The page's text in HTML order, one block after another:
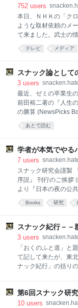
自身、玉袋筋太郎な
もない芸名を持つ男
て、いきなり噴き出
のラジオ番組に出演
フルネームを口にし
から言われて、「あ
たが、たけし師匠
752 users
本日、ＮＨＫの「ク
ような取材依頼のメ
て来ました。武士の
以下、転載。 首都大
という番組ディレク
だ企画の段階ですが
取材を進めています
実業家やクリエイタ
て、お酒やおつまみ
いう動きがチラホラ
をするケースは、あ
はあり得ない、客と
を見いだす人も現れ
テレビ メディア
スナック論として
3 users
最近、ゼミの卒業生
前田裕二著の『人生
の勝算 (NewsPicks
カー: 幻冬舎 発売日:
商品を含むブログを
後、ディー・エヌ・
いう先端的なＩＴサ
カリスマ的起業家で
富んだ半生記の体裁
kindleで2時間も掛か
る本だった。 私が普
人文社会科学系の研
ことは、まず
あとで読む
学者が本気でやる
7 users
スナック研究会謹製
序説』 刊行のご挨拶
より『日本の夜の公
ました。はじめは編
コツコツと始めたこ
スナック研究会とい
て一冊の書物にまで
とです。実際に本を
コまで来たなと思い
さんの机の上です。
カバー） この商品を
式サイト（詳細目次
Books 研究
スナック紀行－－
3 users
「おくのふと道」と
て記して来たが、東
ナック紀行」の括り
触れた外国人居住比
り、私は大泉への調
第6回スナック研
10 users